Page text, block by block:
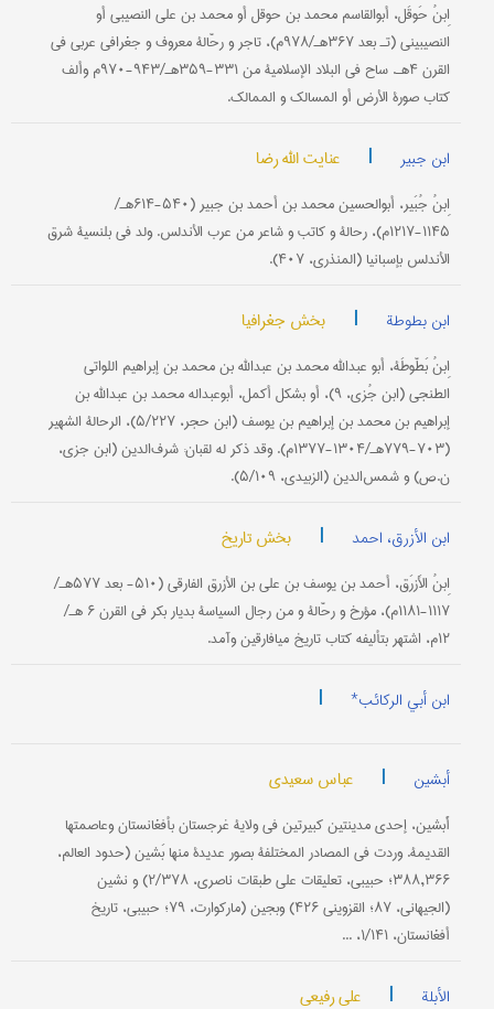
اِبنُ حَوقَل، أبوالقاسم محمد بن حوقل أو محمد بن علي النصیبي أو
النصیبیني (تـ بعد ۳۶۷هـ/۹۷۸م)، تاجر و رحّالة معروف و جغرافي عربي في
القرن ۴هـ. ساح في البلاد الإسلامیة من ۳۳۱-۳۵۹هـ/۹۴۳-۹۷۰م وألف
کتاب صورة الأرض أو المسالک و الممالک.
ابن جبیر | عنایت الله رضا
اِبنُ جُبَیر، أبوالحسین محمد بن أحمد بن جبیر (۵۴۰-۶۱۴هـ/
۱۱۴۵-۱۲۱۷م)، رحالة و کاتب و شاعر من عرب الأندلس. ولد في بلنسیة شرق
الأندلس بإسبانیا (المنذري، ۴۰۷).
ابن بطوطة | بخش جغرافیا
اِبنُ بَطّوطَة، أبو عبدالله محمد بن عبدالله بن محمد بن إبراهیم اللواتي
الطنجي (ابن جُزي، ۹)، أو بشکل أکمل، أبوعبداله محمد بن عبدالله بن
إبراهیم بن محمد بن إبراهیم بن یوسف (ابن حجر، ۵/۲۲۷)، الرحالة الشهیر
(۷۰۳-۷۷۹هـ/۱۳۰۴-۱۳۷۷م). وقد ذکر له لقبان: شرف‌الدین (ابن جزي،
ن.ص) و شمس‌الدین (الزبیدی، ۵/۱۰۹).
ابن الأزرق، احمد | بخش تاریخ
اِبنُ الأَزرَق، أحمد بن یوسف بن علي بن الأزرق الفارقي (۵۱۰- بعد ۵۷۷هـ/
۱۱۱۷-۱۱۸۱م)، مؤرخ و رحّالة و من رجال السیاسة بدیار بکر في القرن ۶ هـ/
۱۲م، اشتهر بتألیفه کتاب تاریخ میافارقین وآمد.
ابن أبي الرکائب* |
أبشین | عباس سعیدي
أَبشین، إحدی مدینتین کبیرتین في ولایة غرجستان بأفغانستان وعاصمتها
القدیمة. وردت في المصادر المختلفة بصور عدیدة منها بَشین (حدود العالم،
۳۸۸,۳۶۶؛ حبیبي، تعلیقات علی طبقات ناصري، ۲/۳۷۸) و نشین
(الجیهاني، ۸۷؛ القزویني ۴۲۶) وبجین (مارکوارت، ۷۹؛ حبیبي، تاریخ
أفغانستان، ۱/۱۴۱، ...
الأبلة | علی رفیعی